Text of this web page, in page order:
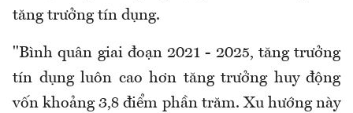
tăng trưởng tín dụng.
"Bình quân giai đoạn 2021 - 2025, tăng trưởng
tín dụng luôn cao hơn tăng trưởng huy động
vốn khoảng 3,8 điểm phần trăm. Xu hướng này